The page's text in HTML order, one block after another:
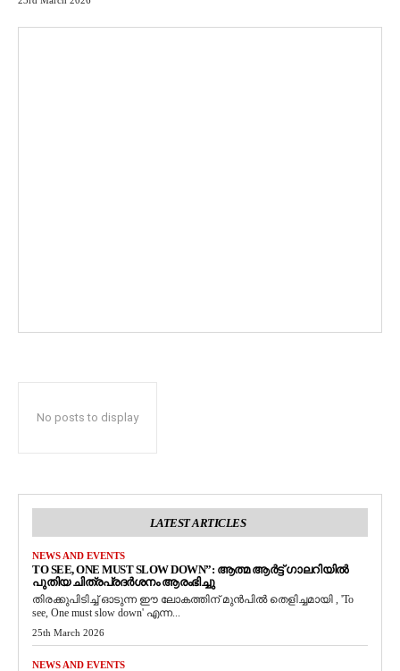
No posts to display
LATEST ARTICLES
NEWS AND EVENTS
TO SEE, ONE MUST SLOW DOWN”: ആത്മ ആർട്ട് ഗാലറിയിൽ
പുതിയ ചിത്രപ്രദർശനം ആരംഭിച്ചു
തിരക്കുപിടിച്ച് ഓടുന്ന ഈ ലോകത്തിന് മുൻപിൽ തെളിച്ചമായി , 'To
see, One must slow down' എന്ന...
25th March 2026
NEWS AND EVENTS